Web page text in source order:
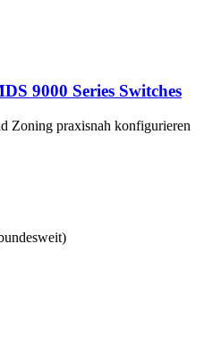
9000 Series Switches
Zoning praxisnah konfigurieren